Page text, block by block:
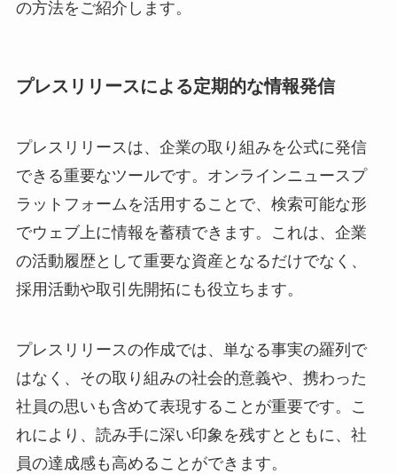
の方法をご紹介します。
プレスリリースによる定期的な情報発信
プレスリリースは、企業の取り組みを公式に発信
できる重要なツールです。オンラインニュースプ
ラットフォームを活用することで、検索可能な形
でウェブ上に情報を蓄積できます。これは、企業
の活動履歴として重要な資産となるだけでなく、
採用活動や取引先開拓にも役立ちます。
プレスリリースの作成では、単なる事実の羅列で
はなく、その取り組みの社会的意義や、携わった
社員の思いも含めて表現することが重要です。こ
れにより、読み手に深い印象を残すとともに、社
員の達成感も高めることができます。